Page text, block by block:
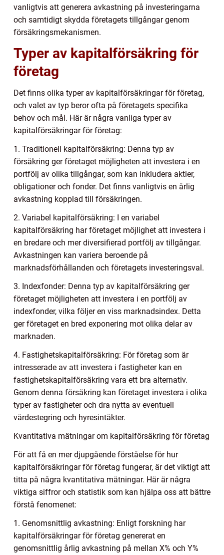
vanligtvis att generera avkastning på investeringarna
och samtidigt skydda företagets tillgångar genom
försäkringsmekanismen.
Typer av kapitalförsäkring för
företag
Det finns olika typer av kapitalförsäkringar för företag,
och valet av typ beror ofta på företagets specifika
behov och mål. Här är några vanliga typer av
kapitalförsäkringar för företag:
1. Traditionell kapitalförsäkring: Denna typ av
försäkring ger företaget möjligheten att investera i en
portfölj av olika tillgångar, som kan inkludera aktier,
obligationer och fonder. Det finns vanligtvis en årlig
avkastning kopplad till försäkringen.
2. Variabel kapitalförsäkring: I en variabel
kapitalförsäkring har företaget möjlighet att investera i
en bredare och mer diversifierad portfölj av tillgångar.
Avkastningen kan variera beroende på
marknadsförhållanden och företagets investeringsval.
3. Indexfonder: Denna typ av kapitalförsäkring ger
företaget möjligheten att investera i en portfölj av
indexfonder, vilka följer en viss marknadsindex. Detta
ger företaget en bred exponering mot olika delar av
marknaden.
4. Fastighetskapitalförsäkring: För företag som är
intresserade av att investera i fastigheter kan en
fastighetskapitalförsäkring vara ett bra alternativ.
Genom denna försäkring kan företaget investera i olika
typer av fastigheter och dra nytta av eventuell
värdestegring och hyresintäkter.
Kvantitativa mätningar om kapitalförsäkring för företag
För att få en mer djupgående förståelse för hur
kapitalförsäkringar för företag fungerar, är det viktigt att
titta på några kvantitativa mätningar. Här är några
viktiga siffror och statistik som kan hjälpa oss att bättre
förstå fenomenet:
1. Genomsnittlig avkastning: Enligt forskning har
kapitalförsäkringar för företag genererat en
genomsnittlig årlig avkastning på mellan X% och Y%